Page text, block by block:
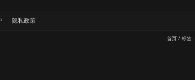
隐私政策
首页 / 标签：